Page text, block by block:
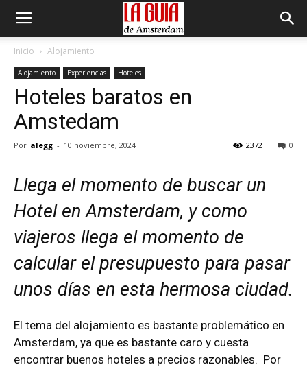
Inicio Alojamiento
Alojamiento Experiencias Hoteles
Hoteles baratos en
Amstedam
Por alegg - 10 noviembre, 2024 0
2372
Llega el momento de buscar un
Hotel en Amsterdam, y como
viajeros llega el momento de
calcular el presupuesto para pasar
unos días en esta hermosa ciudad.
El tema del alojamiento es bastante problemático en
Amsterdam, ya que es bastante caro y cuesta
encontrar buenos hoteles a precios razonables. Por